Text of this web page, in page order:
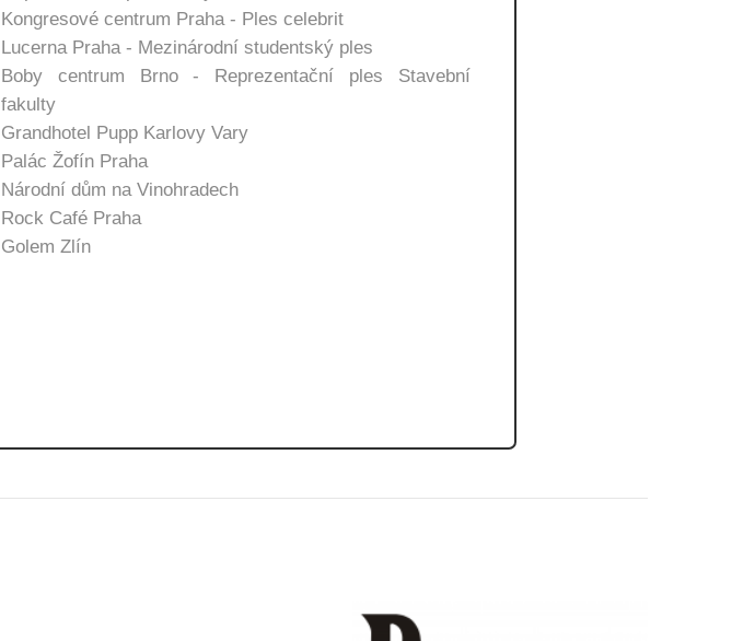
Kongresové centrum Praha - Ples celebrit
Lucerna Praha - Mezinárodní studentský ples
Boby centrum Brno - Reprezentační ples Stavební
fakulty
Grandhotel Pupp Karlovy Vary
Palác Žofín Praha
Národní dům na Vinohradech
Rock Café Praha
Golem Zlín